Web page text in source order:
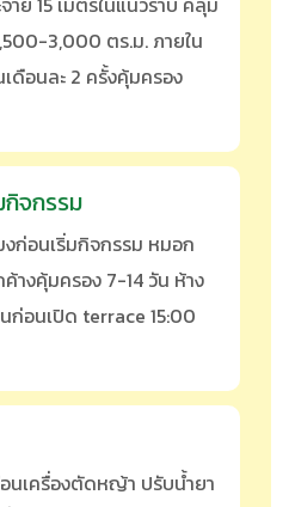
3,000 ตร.ม. ภายใน
ดือนละ 2 ครั้งคุ้มครอง
จกรรม
ก่อนเริ่มกิจกรรม หมอก
างคุ้มครอง 7-14 วัน ห้าง
อนเปิด terrace 15:00
นเครื่องตัดหญ้า ปรับน้ำยา